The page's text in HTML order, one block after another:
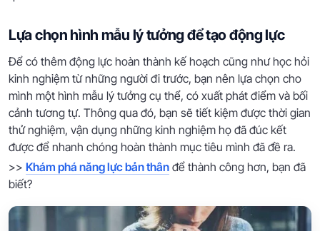
Lựa chọn hình mẫu lý tưởng để tạo động lực
Để có thêm động lực hoàn thành kế hoạch cũng như học hỏi
kinh nghiệm từ những người đi trước, bạn nên lựa chọn cho
mình một hình mẫu lý tưởng cụ thể, có xuất phát điểm và bối
cảnh tương tự. Thông qua đó, bạn sẽ tiết kiệm được thời gian
thử nghiệm, vận dụng những kinh nghiệm họ đã đúc kết
được để nhanh chóng hoàn thành mục tiêu mình đã đề ra.
>> Khám phá năng lực bản thân để thành công hơn, bạn đã
biết?